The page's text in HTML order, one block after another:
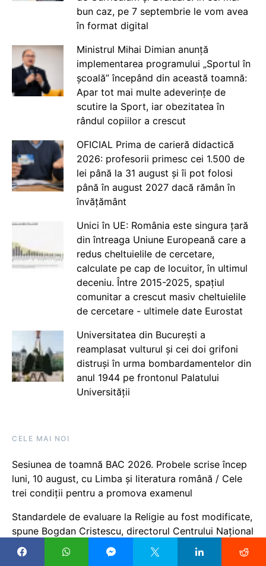
bun caz, pe 7 septembrie le vom avea
în format digital
Ministrul Mihai Dimian anunță
implementarea programului „Sportul în
școală” începând din această toamnă:
Apar tot mai multe adeverințe de
scutire la Sport, iar obezitatea în
rândul copiilor a crescut
OFICIAL Prima de carieră didactică
2026: profesorii primesc cei 1.500 de
lei până la 31 august și îi pot folosi
până în august 2027 dacă rămân în
învățământ
Unici în UE: România este singura țară
din întreaga Uniune Europeană care a
redus cheltuielile de cercetare,
calculate pe cap de locuitor, în ultimul
deceniu. Între 2015-2025, spațiul
comunitar a crescut masiv cheltuielile
de cercetare - ultimele date Eurostat
Universitatea din București a
reamplasat vulturul și cei doi grifoni
distruși în urma bombardamentelor din
anul 1944 pe frontonul Palatului
Universității
CELE MAI NOI
Sesiunea de toamnă BAC 2026. Probele scrise încep
luni, 10 august, cu Limba și literatura română / Cele
trei condiții pentru a promova examenul
Standardele de evaluare la Religie au fost modificate,
spune Bogdan Cristescu, directorul Centrului Național
pentru Curriculum și Evaluare: Nu s-a pus niciodată
problema să îi pui elevului notă pentru că merge la